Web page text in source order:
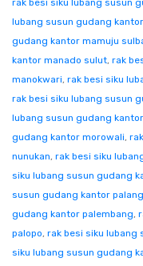
rak besi siku lubang susun
lubang susun gudang
gudang kantor mamuju
kantor manado sulut, rak
manokwari, rak besi siku
rak besi siku lubang susun
lubang susun gudang
gudang kantor morowali,
nunukan, rak besi siku
siku lubang susun gudang
susun gudang kantor
gudang kantor palembang,
palopo, rak besi siku lubang
siku lubang susun gudang